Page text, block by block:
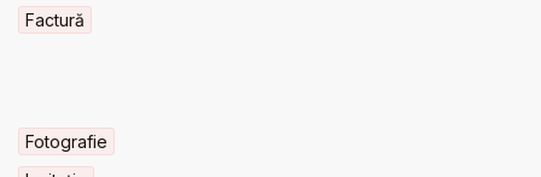
Factură
Fotografie